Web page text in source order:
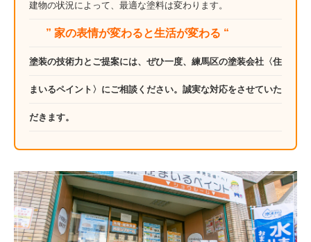
建物の状況によって、最適な塗料は変わります。
” 家の表情が変わると生活が変わる “
塗装の技術力とご提案には、ぜひ一度、練馬区の塗装会社〈住
まいるペイント〉にご相談ください。誠実な対応をさせていた
だきます。